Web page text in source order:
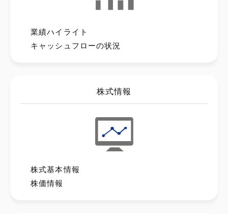
業績ハイライト
キャッシュフローの状況
株式情報
株式基本情報
株価情報